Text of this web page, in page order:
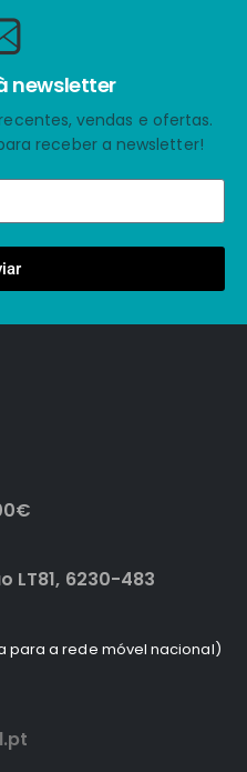
newsletter
vendas e ofertas.
receber a newsletter!
LT81, 6230-483
para a rede móvel nacional)